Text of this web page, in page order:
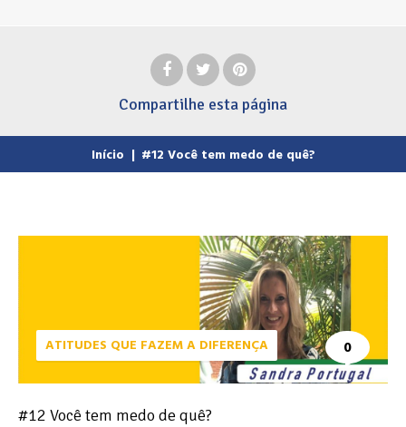
Compartilhe esta página
Início | #12 Você tem medo de quê?
ATITUDES QUE FAZEM A DIFERENÇA 0
#12 Você tem medo de quê?